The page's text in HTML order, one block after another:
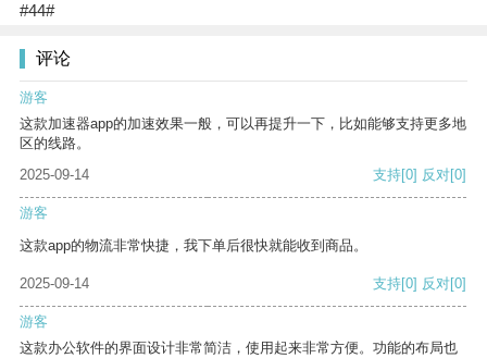
#44#
评论
游客
这款加速器app的加速效果一般，可以再提升一下，比如能够支持更多地
区的线路。
2025-09-14
支持[0] 反对[0]
游客
这款app的物流非常快捷，我下单后很快就能收到商品。
2025-09-14 支持[0] 反对[0]
游客
这款办公软件的界面设计非常简洁，使用起来非常方便。功能的布局也